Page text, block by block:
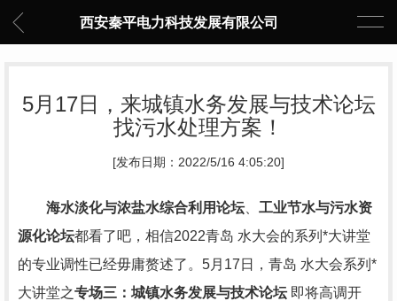
西安秦平电力科技发展有限公司
5月17日，来城镇水务发展与技术论坛
找污水处理方案！
[发布日期：2022/5/16 4:05:20]
海水淡化与浓盐水综合利用论坛、 工业节水与污水资
源化论坛都看了吧，相信2022青岛 水大会的系列*大讲堂
的专业调性已经毋庸赘述了。5月17日，青岛 水大会系列*
大讲堂之专场三：城镇水务发展与技术论坛即将高调开